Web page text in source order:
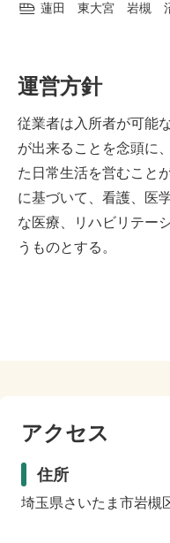
蓮田 東大宮 岩槻
運営方針
従業者は入所者が可能
が出来ることを念頭に
た日常生活を営むこと
に基づいて、看護、医
な医療、リハビリテー
うものとする。
アクセス
住所
埼玉県さいたま市岩槻